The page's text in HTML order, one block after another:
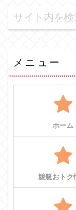
メニュー
ホーム
競艇おトク